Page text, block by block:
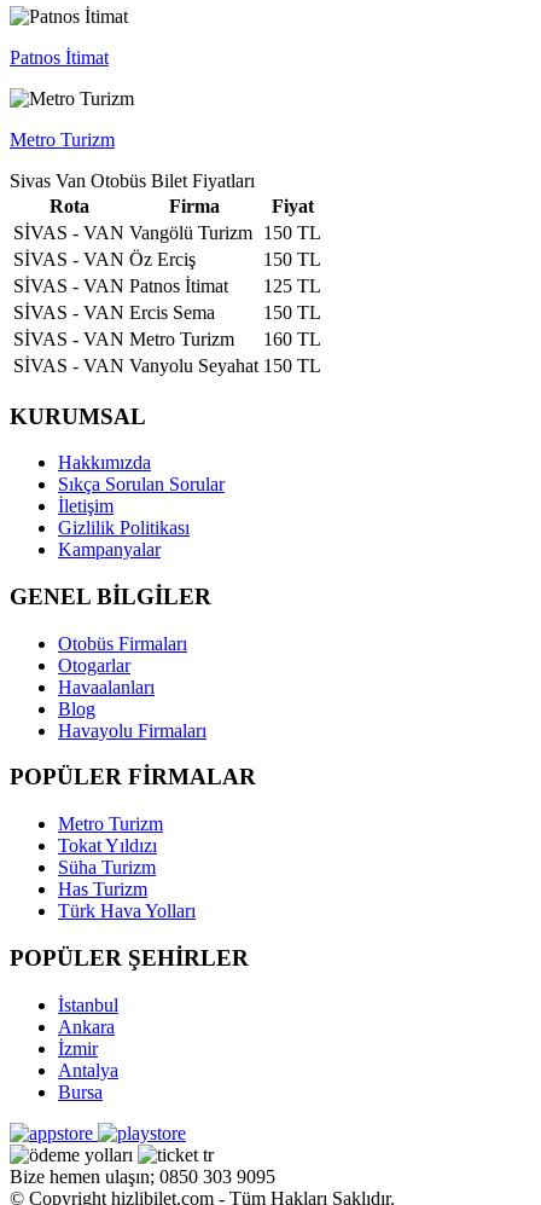
Patnos İtimat
Metro Turizm
Sivas Van Otobüs Bilet Fiyatları
Rota
Firma
Fiyat
SİVAS - VAN Vangölü Turizm 150 TL
SİVAS - VAN Öz Erciş
150 TL
SİVAS - VAN Patnos İtimat
125 TL
SİVAS - VAN Ercis Sema
150 TL
SİVAS - VAN Metro Turizm
160 TL
SİVAS - VAN Vanyolu Seyahat 150 TL
KURUMSAL
Hakkımızda
Sıkça Sorulan Sorular
İletişim
Gizlilik Politikası
Kampanyalar
GENEL BİLGİLER
Otobüs Firmaları
Otogarlar
Havaalanları
Blog
Havayolu Firmaları
POPÜLER FİRMALAR
Metro Turizm
Tokat Yıldızı
Süha Turizm
Has Turizm
Türk Hava Yolları
POPÜLER ŞEHİRLER
İstanbul
Ankara
İzmir
Antalya
Bursa
Bize hemen ulaşın; 0850 303 9095
© Copyright hizlibilet.com - Tüm Hakları Saklıdır.